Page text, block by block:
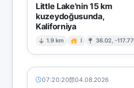
Little Lake'nin 15 km
kuzeydoğusunda,
Kaliforniya
1.9 km I 36.02, -117.77
07:20:20 04.08.2026